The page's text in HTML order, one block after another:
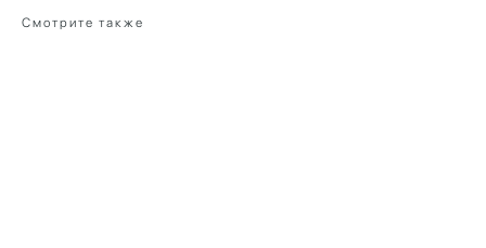
Смотрите также